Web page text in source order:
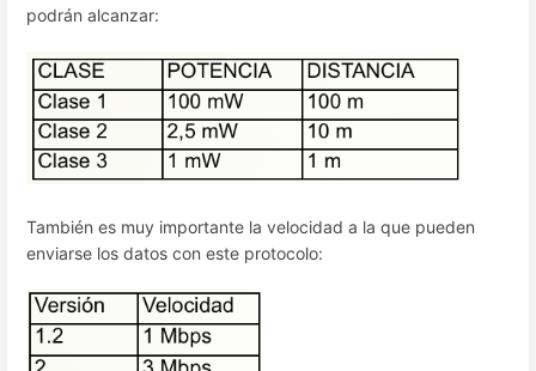
podrán alcanzar:
También es muy importante la velocidad a la que pueden
enviarse los datos con este protocolo: